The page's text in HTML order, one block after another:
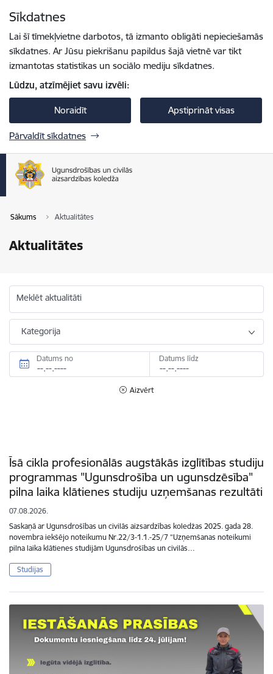
Sīkdatnes
Lai šī tīmekļvietne darbotos, tā izmanto obligāti nepieciešamās
sīkdatnes. Ar Jūsu piekrišanu papildus šajā vietnē var tikt
izmantotas statistikas un sociālo mediju sīkdatnes.
Lūdzu, atzīmējiet savu izvēli:
Noraidīt Apstiprināt visas
Pārvaldīt sīkdatnes
Sākums Aktualitātes
Aktualitātes
Meklēt aktualitāti
Kategorija
Datums no Datums līdz
Aizvērt
Īsā cikla profesionālās augstākās izglītības studiju
programmas "Ugunsdrošība un ugunsdzēsība"
pilna laika klātienes studiju uzņemšanas rezultāti
07.08.2026.
Saskaņā ar Ugunsdrošības un civilās aizsardzības koledžas 2025. gada 28.
novembra iekšējo noteikumu Nr.22/3-1.1.-25/7 “Uzņemšanas noteikumi
pilna laika klātienes studijām Ugunsdrošības un civilās…
Studijas